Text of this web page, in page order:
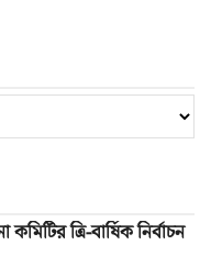
ত্রি-বার্ষিক নির্বাচন